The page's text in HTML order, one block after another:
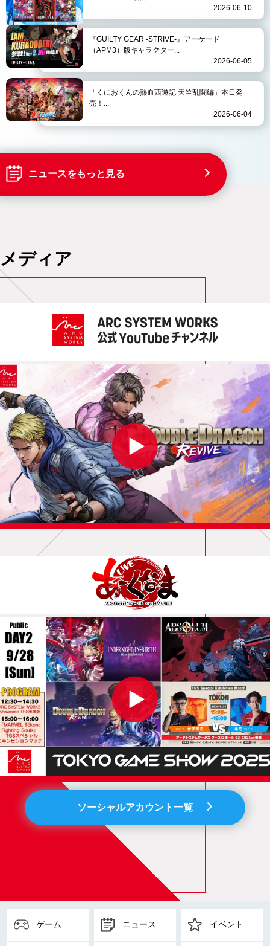
2026-06-10
『GUILTY GEAR -STRIVE-』アーケード
（APM3）版キャラクター...
2026-06-05
「くにおくんの熱血西遊記 天竺乱闘編」本日発
売！...
2026-06-04
ニュースをもっと見る
メディア
ソーシャルアカウント一覧
ゲーム ニュース イベント